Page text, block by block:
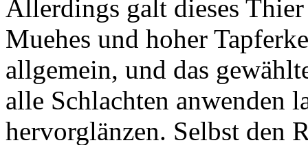
Allerdings galt dieses
Muehes und hoher
allgemein, und das
alle Schlachten anwenden
hervorglänzen. Selbst den